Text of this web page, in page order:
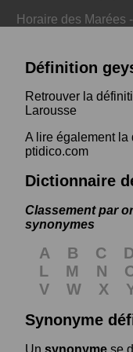
Horaire des Marées -
Définition
Retrouver la
Larousse
A lire également la
ptidico.com
Dictionnaire
Classement par
synonymes
A B C
L
M N
V
W X
Synonyme
Un synonyme se